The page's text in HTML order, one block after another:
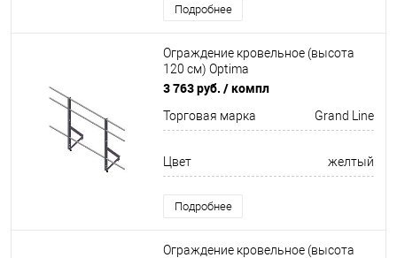
Подробнее
Ограждение кровельное (высота
120 см) Optima
Оцинков+порошковый окрас
3 763 руб. / компл
Торговая марка Grand Line
Цвет желтый
Подробнее
Ограждение кровельное (высота